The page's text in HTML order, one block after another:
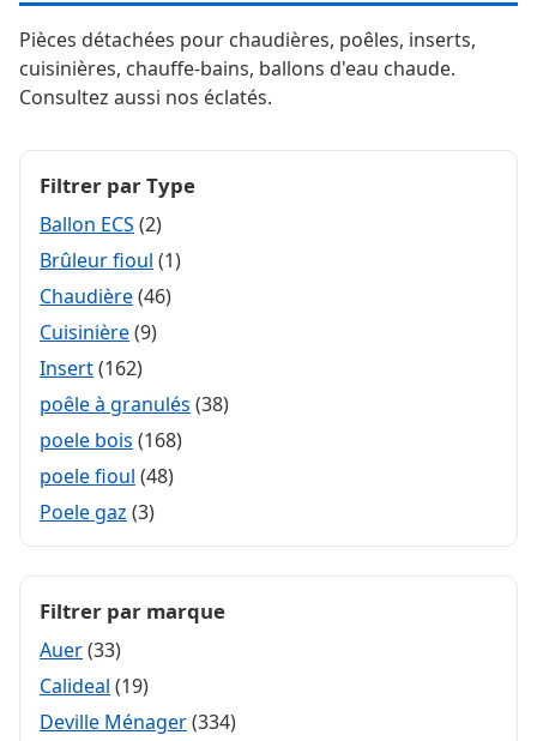
Pièces détachées pour chaudières, poêles, inserts,
cuisinières, chauffe-bains, ballons d'eau chaude.
Consultez aussi nos éclatés.
Filtrer par Type
Ballon ECS (2)
Brûleur fioul (1)
Chaudière(46)
Cuisinière(9)
Insert(162)
poêle à granulés (38)
poele bois (168)
poele fioul (48)
Poele gaz (3)
Filtrer par marque
Auer(33)
Calideal (19)
Deville Ménager(334)